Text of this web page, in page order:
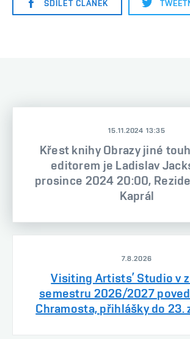
SDÍLET ČLÁNEK
15.11.2024 13:35
Křest knihy Obrazy jiné
editorem je Ladislav
prosince 2024 20:00,
Kaprál
7.8.2026
Visiting Artists’ Studio v
semestru 2026/2027
Chramosta, přihlášky do 23.